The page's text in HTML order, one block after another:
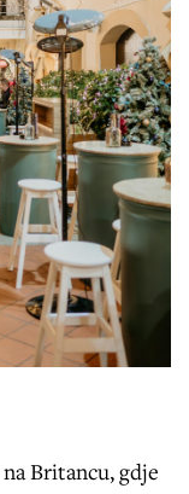
Britancu, gdje